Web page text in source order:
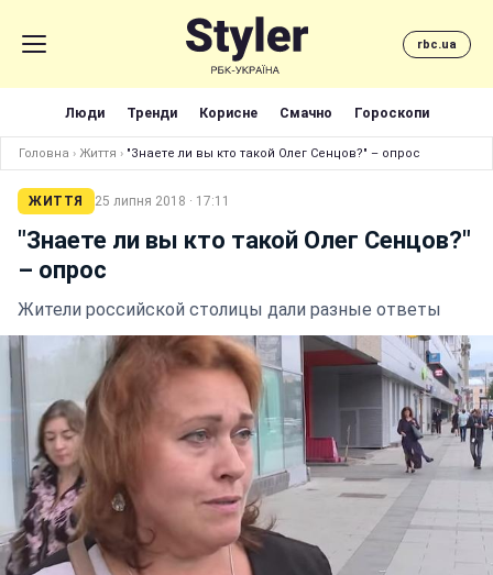
rbc.ua
Люди Тренди Корисне Смачно Гороскопи
Головна › Життя › "Знаете ли вы кто такой Олег Сенцов?" – опрос
ЖИТТЯ 25 липня 2018 · 17:11
"Знаете ли вы кто такой Олег Сенцов?"
– опрос
Жители российской столицы дали разные ответы